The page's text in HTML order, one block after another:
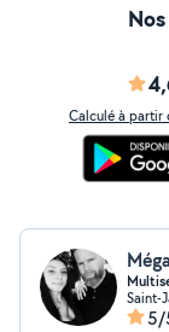
murales. -
du matériel
pour des
Samedi
Calculé à partir
Saint-
5/